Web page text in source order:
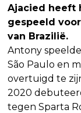
Ajacied heeft
gespeeld
van Brazilië.
Antony
São Paulo en
overtuigd te
2020
tegen Sparta